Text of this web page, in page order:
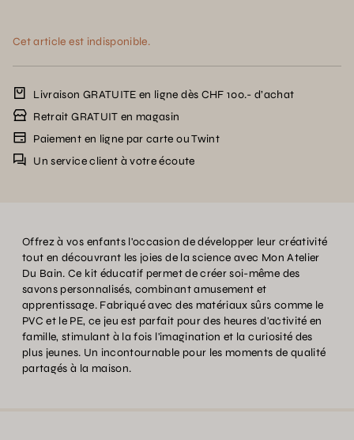
Cet article est indisponible.
Livraison GRATUITE en ligne dès CHF 100.- d’achat
Retrait GRATUIT en magasin
Paiement en ligne par carte ou Twint
Un service client à votre écoute
Offrez à vos enfants l'occasion de développer leur créativité
tout en découvrant les joies de la science avec Mon Atelier
Du Bain. Ce kit éducatif permet de créer soi-même des
savons personnalisés, combinant amusement et
apprentissage. Fabriqué avec des matériaux sûrs comme le
PVC et le PE, ce jeu est parfait pour des heures d'activité en
famille, stimulant à la fois l'imagination et la curiosité des
plus jeunes. Un incontournable pour les moments de qualité
partagés à la maison.